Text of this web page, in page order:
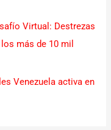
Virtual: Destrezas
más de 10 mil
Venezuela activa en